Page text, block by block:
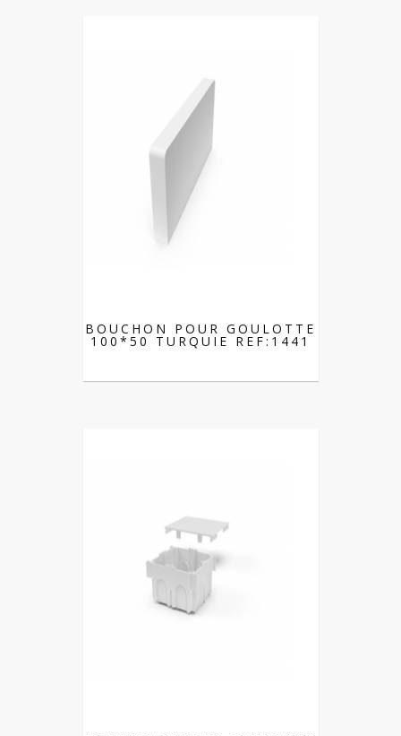
BOUCHON POUR GOULOTTE
100*50 TURQUIE REF:1441